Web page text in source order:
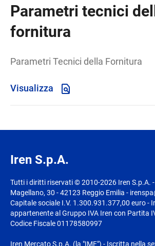
Parametri tecnici
fornitura
Parametri Tecnici della Fornitura
Visualizza
Iren S.p.A.
Tutti i diritti riservati © 2010-2026 Iren S.p.A.
Magellano, 30 - 42123 Reggio Emilia -
Capitale sociale I.V. 1.300.931.377,00 euro -
appartenente al Gruppo IVA Iren con Partita
Codice Fiscale 01178580997
Iren Mercato S.p.A. (la "IME") - Iscritta nella